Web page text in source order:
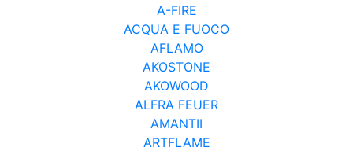
A-FIRE
ACQUA E FUOCO
AFLAMO
AKOSTONE
AKOWOOD
ALFRA FEUER
AMANTII
ARTFLAME